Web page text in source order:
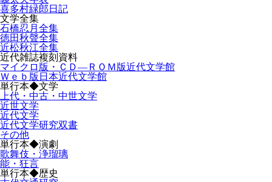
喜多村緑郎日記
文学全集
石橋忍月全集
徳田秋聲全集
近松秋江全集
近代雑誌複刻資料
マイクロ版・ＣＤ―ＲＯＭ版近代文学館
Ｗｅｂ版日本近代文学館
単行本◆文学
上代・中古・中世文学
近世文学
近代文学
近代文学研究双書
その他
単行本◆演劇
歌舞伎・浄瑠璃
能・狂言
単行本◆歴史